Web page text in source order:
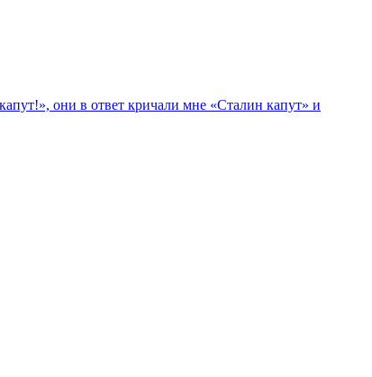
они в ответ кричали мне «Сталин капут» и